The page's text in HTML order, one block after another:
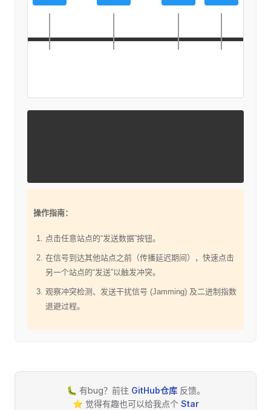
操作指南：
点击任意站点的“发送数据”按钮。
在信号到达其他站点之前（传播延迟期间），快速点击
另一个站点的“发送”以触发冲突。
观察冲突检测、发送干扰信号 (Jamming) 及二进制指数
退避过程。
🐛 有bug？前往 GitHub仓库反馈。
⭐ 觉得有趣也可以给我点个 Star